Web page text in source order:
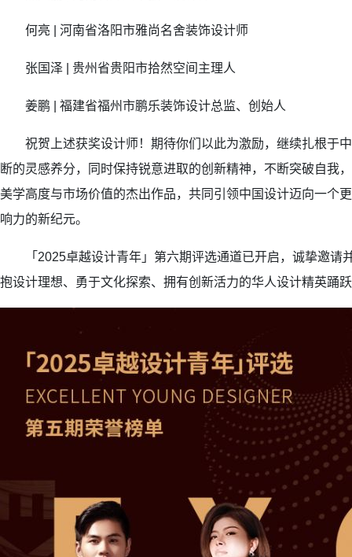
何亮 | 河南省洛阳市雅尚名舍装饰设计师
张国泽 | 贵州省贵阳市拾然空间主理人
姜鹏 | 福建省福州市鹏乐装饰设计总监、创始人
祝贺上述获奖设计师！期待你们以此为激励，继续扎根于中
断的灵感养分，同时保持锐意进取的创新精神，不断突破自我
美学高度与市场价值的杰出作品，共同引领中国设计迈向一个
响力的新纪元。
「2025卓越设计青年」第六期评选通道已开启，诚挚邀请
抱设计理想、勇于文化探索、拥有创新活力的华人设计精英踊